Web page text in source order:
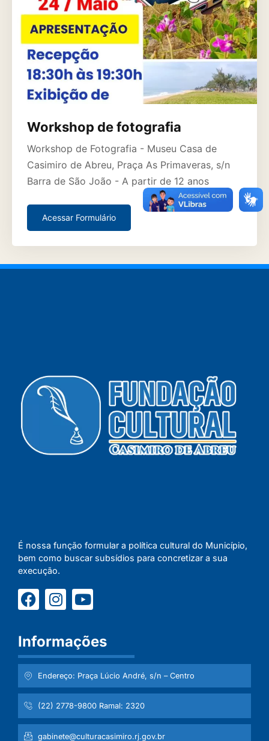
Workshop de fotografia
Workshop de Fotografia - Museu Casa de
Casimiro de Abreu, Praça As Primaveras, s/n
Barra de São João - A partir de 12 anos
Acessar Formulário
É nossa função formular a política cultural do Município,
bem como buscar subsídios para concretizar a sua
execução.
Informações
Endereço: Praça Lúcio André, s/n – Centro
(22) 2778-9800 Ramal: 2320
gabinete@culturacasimiro.rj.gov.br